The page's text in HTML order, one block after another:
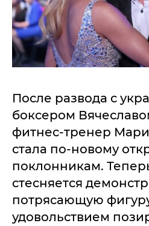
После развода с
боксером
фитнес-тренер
стала по-новому
поклонникам.
стесняется
потрясающую
удовольствием